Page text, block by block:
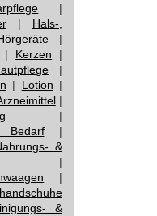
|
| Hals-,
|
Kerzen |
|
| Lotion |
|
|
|
&
|
|
&